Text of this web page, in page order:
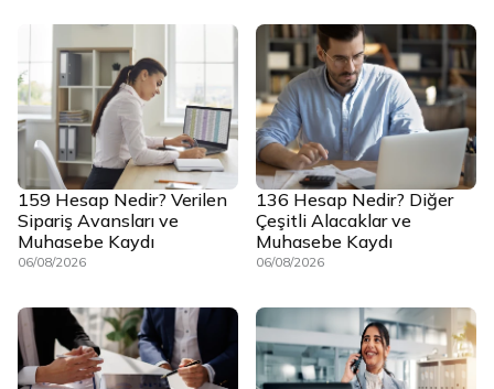
159 Hesap Nedir? Verilen
Sipariş Avansları ve
Muhasebe Kaydı
06/08/2026
136 Hesap Nedir? Diğer
Çeşitli Alacaklar ve
Muhasebe Kaydı
06/08/2026